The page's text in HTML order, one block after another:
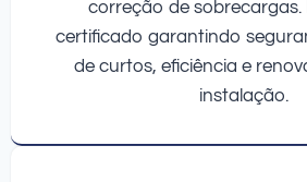
correção de sobrecargas.
certificado garantindo
de curtos, eficiência e
instalação.